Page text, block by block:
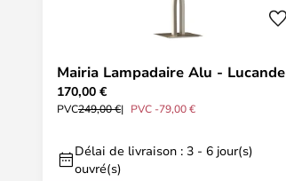
Mairia Lampadaire Alu - Lucande
170,00 €
PVC249,00 € PVC -79,00 €
Délai de livraison : 3 - 6 jour(s)
ouvré(s)